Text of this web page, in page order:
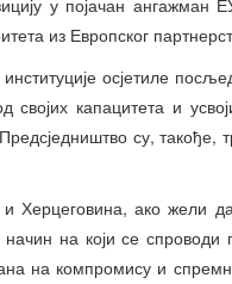
у појачан
из Европског
осјетиле
својих капацитета и
су, такође,
Херцеговина, ако жели
на који се
на компромису и